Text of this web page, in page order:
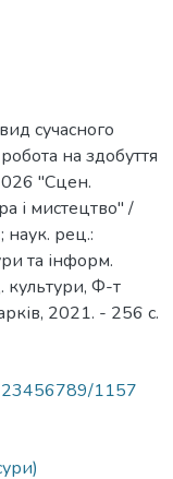
сучасного
на здобуття
026 "Сцен.
і мистецтво" /
наук. рец.:
та інформ.
культури, Ф-т
2021. - 256 с.
1157